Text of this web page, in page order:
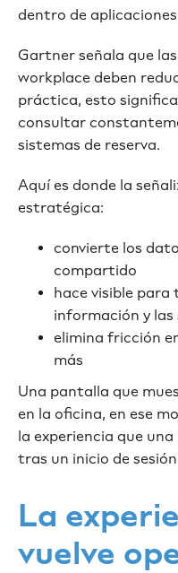
dentro de
Gartner señala que
workplace deben
práctica, esto
consultar
sistemas de reserva.
Aquí es donde la
estratégica:
convierte los
compartido
hace visible para
información y las
elimina fricción
más
Una pantalla que
en la oficina, en ese
la experiencia que
tras un inicio de
La
vuelve